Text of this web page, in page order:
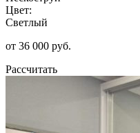
Цвет:
Светлый
от 36 000 руб.
Рассчитать